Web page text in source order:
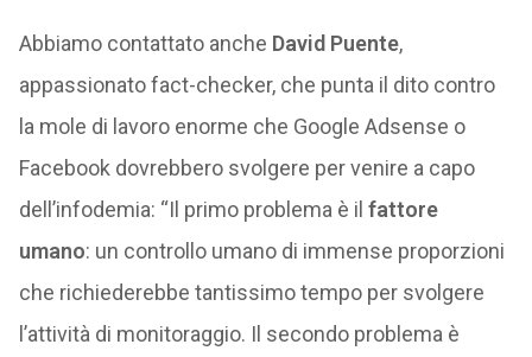
Abbiamo contattato anche David Puente,
appassionato fact-checker, che punta il dito contro
la mole di lavoro enorme che Google Adsense o
Facebook dovrebbero svolgere per venire a capo
dell’infodemia: “Il primo problema è il fattore
umano: un controllo umano di immense proporzioni
che richiederebbe tantissimo tempo per svolgere
l’attività di monitoraggio. Il secondo problema è